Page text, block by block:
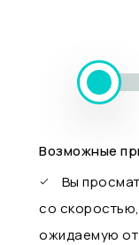
Возможные
Вы
со
ожидаемую от